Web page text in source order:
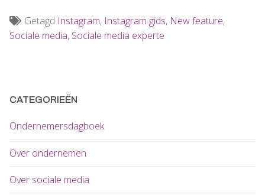
Getagd Instagram, Instagram gids, New feature,
Sociale media, Sociale media experte
CATEGORIEËN
Ondernemersdagboek
Over ondernemen
Over sociale media